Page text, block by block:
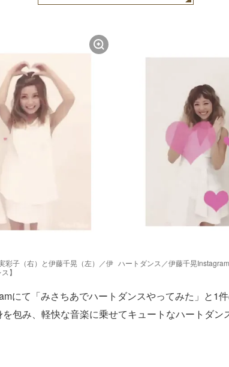
彩子（右）と伊藤千晃（左）／伊
】
ハートダンス／伊藤千晃
にて「みさちあでハートダンスやってみた」と1
包み、軽快な音楽に乗せてキュートなハートダン